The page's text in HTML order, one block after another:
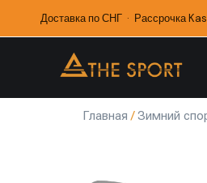
Доставка по СНГ · Рассрочка
Главная /Зимний